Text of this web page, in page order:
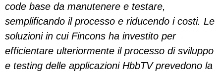
code base da manutenere e testare,
semplificando il processo e riducendo i costi. Le
soluzioni in cui Fincons ha investito per
efficientare ulteriormente il processo di sviluppo
e testing delle applicazioni HbbTV prevedono la